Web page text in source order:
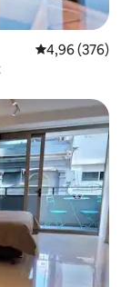
Gemiddelde
4,96 (376)